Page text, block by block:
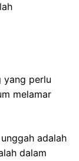
yang perlu
melamar
adalah
dalam